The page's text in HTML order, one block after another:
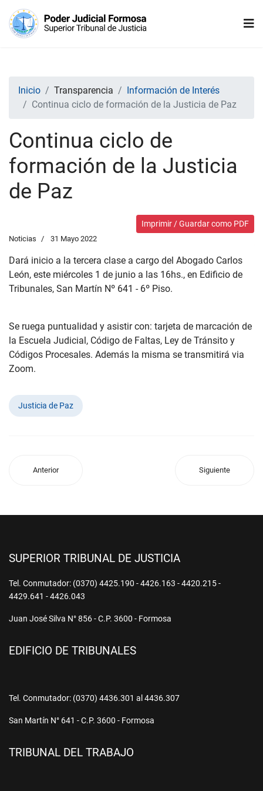
Inicio Transparencia
Información de Interés
Continua ciclo de formación de la Justicia de Paz
Continua ciclo de
formación de la Justicia
de Paz
Imprimir / Guardar como PDF
Noticias 31 Mayo 2022
Dará inicio a la tercera clase a cargo del Abogado Carlos
León, este miércoles 1 de junio a las 16hs., en Edificio de
Tribunales, San Martín Nº 641 - 6º Piso.
Se ruega puntualidad y asistir con: tarjeta de marcación de
la Escuela Judicial, Código de Faltas, Ley de Tránsito y
Códigos Procesales. Además la misma se transmitirá via
Zoom.
Justicia de Paz
Anterior Siguiente
SUPERIOR TRIBUNAL DE JUSTICIA
Tel. Conmutador: (0370) 4425.190 - 4426.163 - 4420.215 -
4429.641 - 4426.043
Juan José Silva N° 856 - C.P. 3600 - Formosa
EDIFICIO DE TRIBUNALES
Tel. Conmutador: (0370) 4436.301 al 4436.307
San Martín N° 641 - C.P. 3600 - Formosa
TRIBUNAL DEL TRABAJO